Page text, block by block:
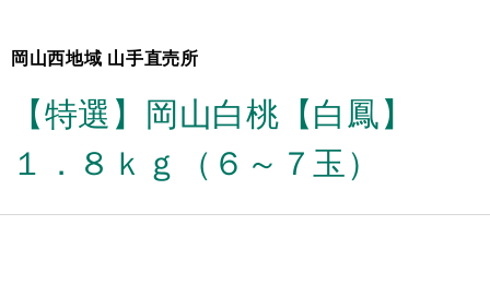
岡山西地域 山手直売所
【特選】岡山白桃【白鳳】
１．８ｋｇ（６～７玉）